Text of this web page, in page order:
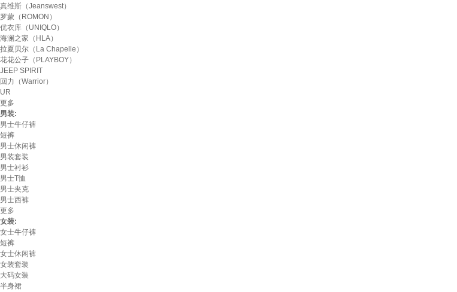
真维斯（Jeanswest）
罗蒙（ROMON）
优衣库（UNIQLO）
海澜之家（HLA）
拉夏贝尔（La Chapelle）
花花公子（PLAYBOY）
JEEP SPIRIT
回力（Warrior）
UR
更多
男装:
男士牛仔裤
短裤
男士休闲裤
男装套装
男士衬衫
男士T恤
男士夹克
男士西裤
更多
女装:
女士牛仔裤
短裤
女士休闲裤
女装套装
大码女装
半身裙